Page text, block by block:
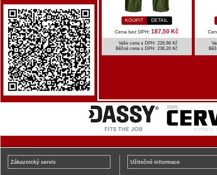
KOUPIT DETAIL
Cena bez DPH: 187,50 Kč
Vaše cena s DPH: 226,88 Kč
Běžná cena s DPH: 238,20 Kč
Zákaznický servis Užitečné informace